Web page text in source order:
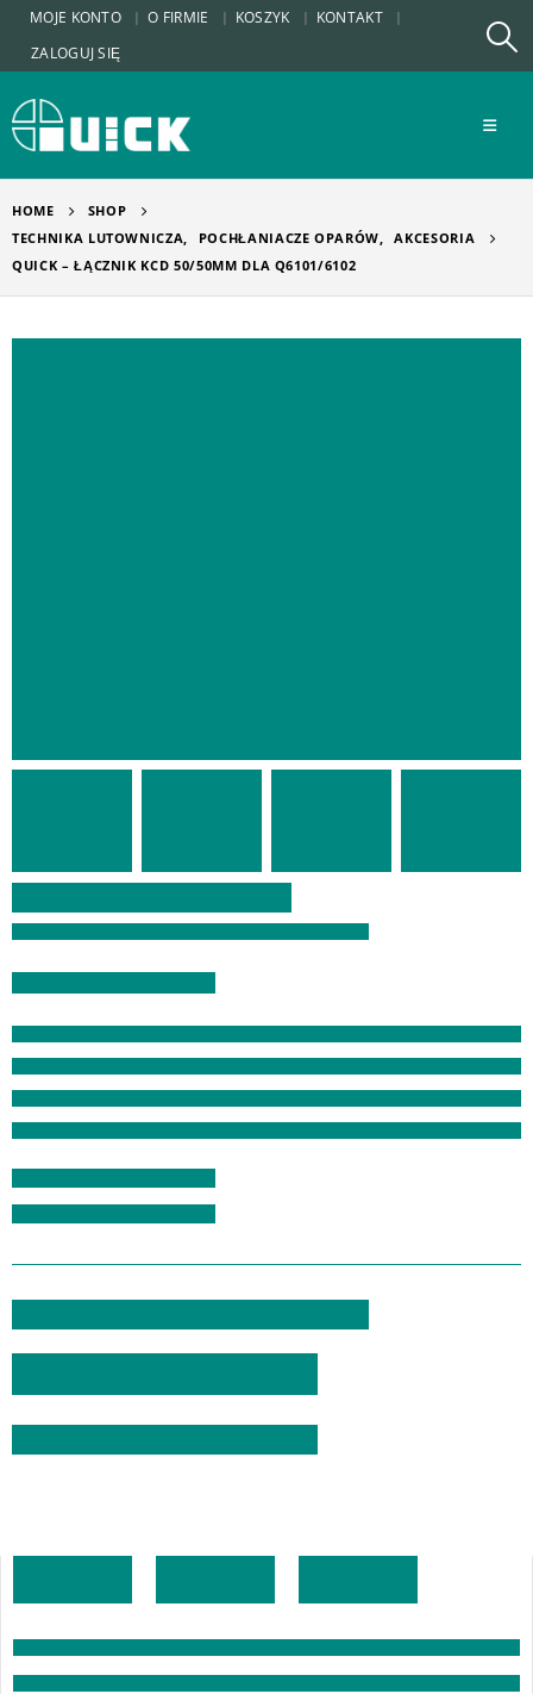
MOJE KONTO O FIRMIE KOSZYK
KONTAKT
ZALOGUJ SIĘ
HOME
SHOP
TECHNIKA LUTOWNICZA, POCHŁANIACZE OPARÓW,
AKCESORIA
QUICK – ŁĄCZNIK KCD 50/50MM DLA Q6101/6102